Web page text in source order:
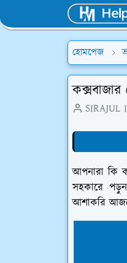
হোমপেজ
SIRAJUL
আপনারা কি
সহকারে
আশাকরি